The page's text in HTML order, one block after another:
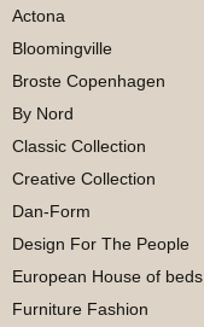
Actona
Bloomingville
Broste Copenhagen
By Nord
Classic Collection
Creative Collection
Dan-Form
Design For The People
European House of beds
Furniture Fashion